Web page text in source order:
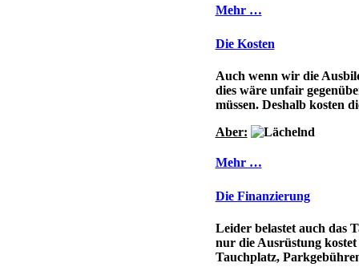
Mehr …
Die Kosten
Auch wenn wir die
dies wäre unfair
müssen. Deshalb kosten
Aber:
Mehr …
Die Finanzierung
Leider belastet auch das
nur die Ausrüstung
Tauchplatz,